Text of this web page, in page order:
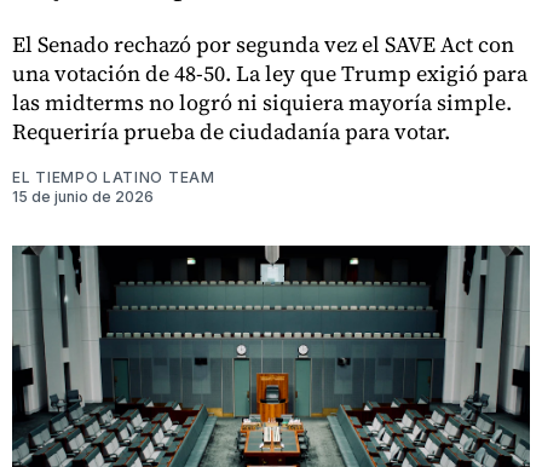
El Senado rechazó por segunda vez el SAVE Act con
una votación de 48-50. La ley que Trump exigió para
las midterms no logró ni siquiera mayoría simple.
Requeriría prueba de ciudadanía para votar.
EL TIEMPO LATINO TEAM
15 de junio de 2026